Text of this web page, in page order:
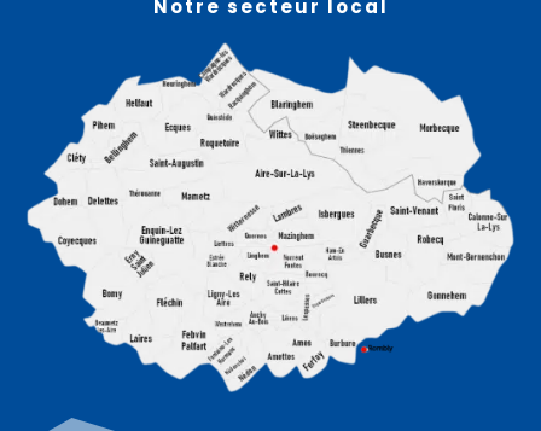
Notre secteur local